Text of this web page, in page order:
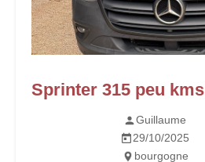
Sprinter 315 peu kms
Guillaume
29/10/2025
bourgogne